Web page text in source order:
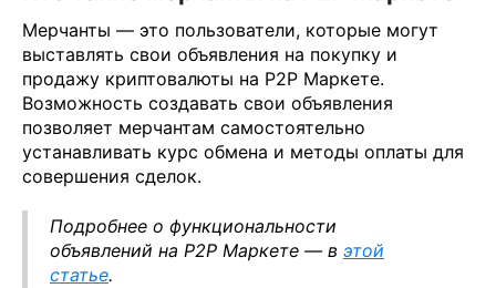
Мерчанты — это пользователи, которые могут
выставлять свои объявления на покупку и
продажу криптовалюты на P2P Маркете.
Возможность создавать свои объявления
позволяет мерчантам самостоятельно
устанавливать курс обмена и методы оплаты для
совершения сделок.
Подробнее о функциональности
объявлений на P2P Маркете — в этой
статье.